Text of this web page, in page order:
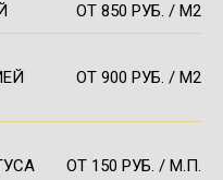
ОТ 850 РУБ. / М2
ОТ 900 РУБ. / М2
ОТ 150 РУБ. / М.П.